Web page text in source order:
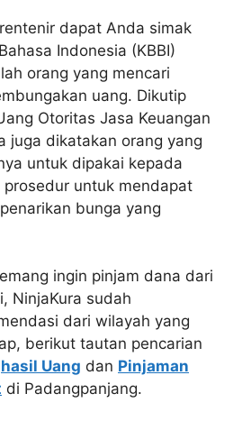
dapat Anda simak
Indonesia (KBBI)
orang yang mencari
uang. Dikutip
Otoritas Jasa Keuangan
juga dikatakan orang yang
untuk dipakai kepada
untuk mendapat
bunga yang
ingin pinjam dana dari
NinjaKura sudah
dari wilayah yang
berikut tautan pencarian
Uang dan Pinjaman
di Padangpanjang.